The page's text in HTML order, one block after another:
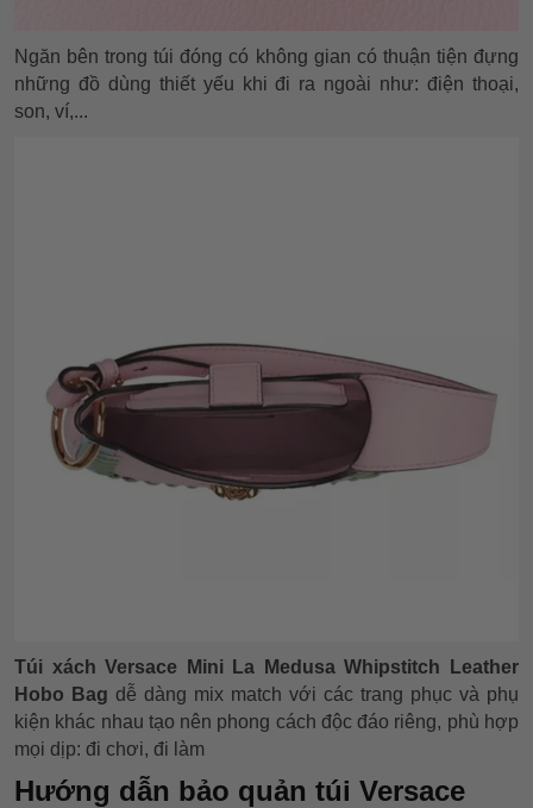
Ngăn bên trong túi đóng có không gian có thuận tiện đựng
những đồ dùng thiết yếu khi đi ra ngoài như: điện thoại,
son, ví,...
Túi xách Versace Mini La Medusa Whipstitch Leather
Hobo Bag dễ dàng mix match với các trang phục và phụ
kiện khác nhau tạo nên phong cách độc đáo riêng, phù hợp
mọi dịp: đi chơi, đi làm
Hướng dẫn bảo quản túi Versace